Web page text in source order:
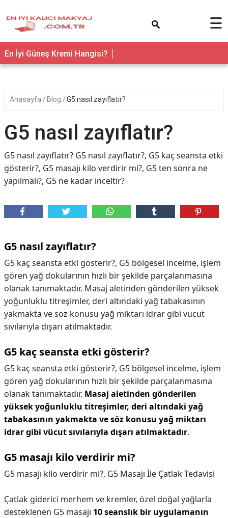
☰
En İyi Güneş Kremi Hangisi?
Anasayfa Blog G5 nasıl zayıflatır?
G5 nasıl zayıflatır?
G5 nasıl zayıflatır? G5 nasıl zayıflatır?, G5 kaç seansta etki
gösterir?, G5 masajı kilo verdirir mi?, G5 ten sonra ne
yapılmalı?, G5 ne kadar inceltir?
G5 nasıl zayıflatır?
G5 kaç seansta etki gösterir?, G5 bölgesel incelme, işlem
gören yağ dokularının hızlı bir şekilde parçalanmasına
olanak tanımaktadır. Masaj aletinden gönderilen yüksek
yoğunluklu titreşimler, deri altındaki yağ tabakasının
yakmakta ve söz konusu yağ miktarı idrar gibi vücut
sıvılarıyla dışarı atılmaktadır.
G5 kaç seansta etki gösterir?
G5 kaç seansta etki gösterir?, G5 bölgesel incelme, işlem
gören yağ dokularının hızlı bir şekilde parçalanmasına
olanak tanımaktadır. Masaj aletinden gönderilen
yüksek yoğunluklu titreşimler, deri altındaki yağ
tabakasının yakmakta ve söz konusu yağ miktarı
idrar gibi vücut sıvılarıyla dışarı atılmaktadır.
G5 masajı kilo verdirir mi?
G5 masajı kilo verdirir mi?, G5 Masajı İle Çatlak Tedavisi
Çatlak giderici merhem ve kremler, özel doğal yağlarla
desteklenen G5 masajı 10 seanslık bir uygulamanın